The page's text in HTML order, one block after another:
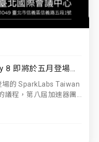
?SparkLabs Taiwan DemoDay 8 即將於五月登場！?
的 SparkLabs Taiwan
程，第八屆加速器團...